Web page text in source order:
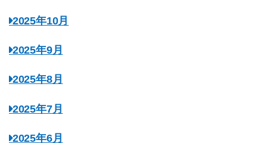
2025年10月
2025年9月
2025年8月
2025年7月
2025年6月